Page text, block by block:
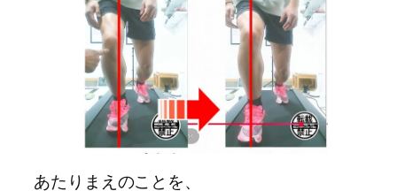
あたりまえのことを、